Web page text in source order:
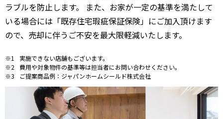
ラブルを防止します。 また、お家が一定の基準を満たして
いる場合には「既存住宅瑕疵保証保険」にご加入頂けます
ので、売却に伴うご不安を最大限軽減いたします。
実施できない店舗もございます。
費用や対象物件の基準等は担当者にお問い合わせください。
ご提案商品例：ジャパンホームシールド株式会社